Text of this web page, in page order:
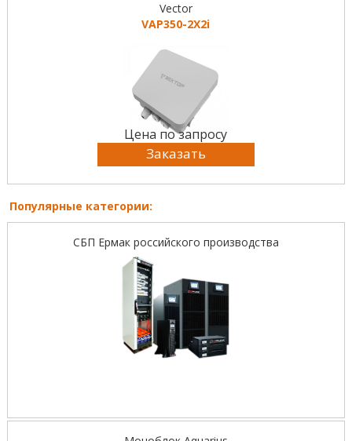
Vector
VAP350-2X2i
Цена по запросу
Заказать
Популярные категории:
СБП Ермак российского производства